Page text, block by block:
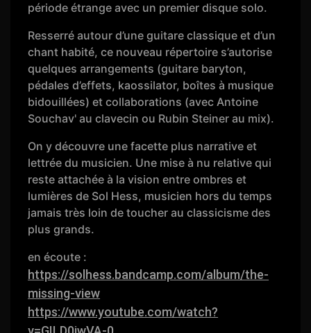
période étrange avec un premier disque solo.
Resserré autour d’une guitare classique et d’un
chant habité, ce nouveau répertoire s’autorise
quelques arrangements (guitare baryton,
pédales d’effets, kaossilator, boîtes à musique
bidouillées) et collaborations (avec Antoine
Souchav' au clavecin ou Rubin Steiner au mix).
On y découvre une facette plus narrative et
lettrée du musicien. Une mise à nu relative qui
reste attachée à la vision entre ombres et
lumières de Sol Hess, musicien hors du temps
jamais très loin de toucher au classicisme des
plus grands.
en écoute :
https://solhess.bandcamp.com/album/the-
missing-view
https://www.youtube.com/watch?